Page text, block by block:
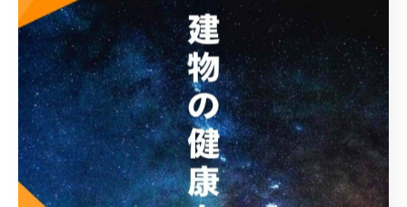
ビが再発し、短期間での再修繕が必要になった事例も報
告されています。管理組合やオーナーは、専門業者の実
績や保証内容も比較しながら、慎重に塗装計画を立てま
しょう。
マンションの貯水槽塗装に適した塗料選びのコツ
マンションの貯水槽や高架水槽塗装で使用する塗料は、